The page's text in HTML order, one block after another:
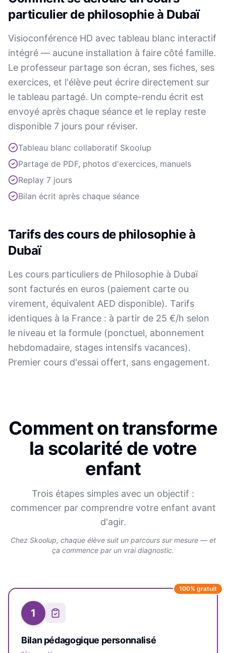
particulier de philosophie à Dubaï
Visioconférence HD avec tableau blanc interactif
intégré — aucune installation à faire côté famille.
Le professeur partage son écran, ses fiches, ses
exercices, et l'élève peut écrire directement sur
le tableau partagé. Un compte-rendu écrit est
envoyé après chaque séance et le replay reste
disponible 7 jours pour réviser.
Tableau blanc collaboratif Skoolup
Partage de PDF, photos d'exercices, manuels
Replay 7 jours
Bilan écrit après chaque séance
Tarifs des cours de philosophie à
Dubaï
Les cours particuliers de Philosophie à Dubaï
sont facturés en euros (paiement carte ou
virement, équivalent AED disponible). Tarifs
identiques à la France : à partir de 25 €/h selon
le niveau et la formule (ponctuel, abonnement
hebdomadaire, stages intensifs vacances).
Premier cours d'essai offert, sans engagement.
Comment on transforme
la scolarité de votre
enfant
Trois étapes simples avec un objectif :
commencer par comprendre votre enfant avant
d'agir.
Chez Skoolup, chaque élève suit un parcours sur mesure — et
ça commence par un vrai diagnostic.
100% gratuit
1
Bilan pédagogique personnalisé